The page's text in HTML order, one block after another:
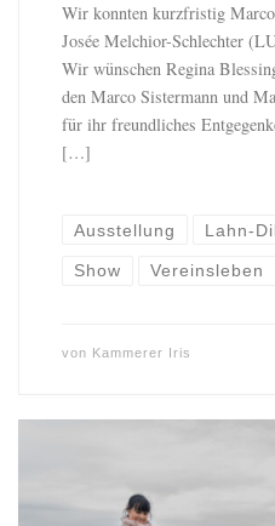
Wir konnten kurzfristig
Josée Melchior-Schlechter
Wir wünschen Regina
den Marco Sistermann und
für ihr freundliches
[…]
Ausstellung Lahn-
Show Vereinsleben
von Kammerer Iris